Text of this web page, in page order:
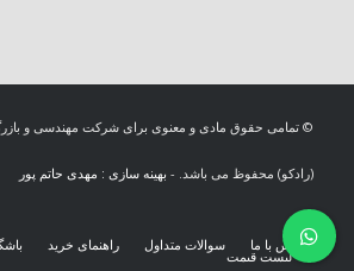
© تمامی حقوق مادی و معنوی برای شرکت مهندسی و
(رادکو) محفوظ می باشد. - بهینه سازی : مهدی حاتم پور
تماس با ما سوالات متداول راهنمای خرید
لیست قیمت